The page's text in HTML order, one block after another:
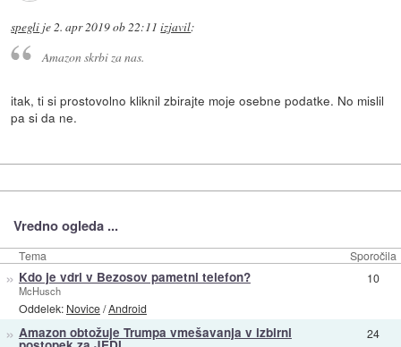
spegli je2. apr 2019 ob 22:11 izjavil:
Amazon skrbi za nas.
itak, ti si prostovolno kliknil zbirajte moje osebne podatke. No mislil
pa si da ne.
Vredno ogleda ...
Tema Sporočila
» Kdo je vdrl v Bezosov pametni telefon?
McHusch
Oddelek: Novice/Android
10
» Amazon obtožuje Trumpa vmešavanja v izbirni 24